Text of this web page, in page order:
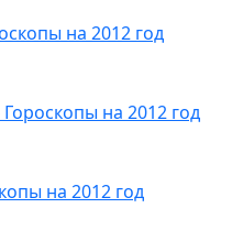
на 2012 год
на 2012 год
на 2012 год